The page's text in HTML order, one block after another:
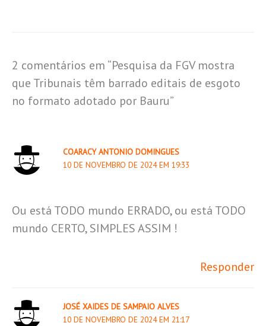
2 comentários em “Pesquisa da FGV mostra
que Tribunais têm barrado editais de esgoto
no formato adotado por Bauru”
COARACY ANTONIO DOMINGUES
10 DE NOVEMBRO DE 2024 EM 19:33
Ou está TODO mundo ERRADO, ou está TODO
mundo CERTO, SIMPLES ASSIM !
Responder
JOSÉ XAIDES DE SAMPAIO ALVES
10 DE NOVEMBRO DE 2024 EM 21:17